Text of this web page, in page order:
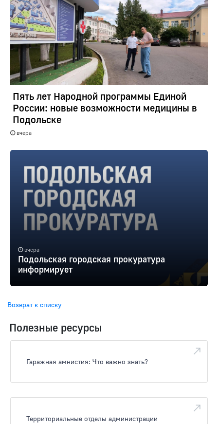
Пять лет Народной программы Единой
России: новые возможности медицины в
Подольске
вчера
вчера
Подольская городская прокуратура
информирует
Возврат к списку
Полезные ресурсы
Гаражная амнистия: Что важно знать?
Территориальные отделы администрации